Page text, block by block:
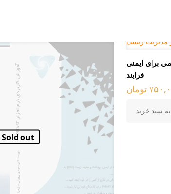
برای ایمنی
فرایند
تومان
سبد خرید
Sold out